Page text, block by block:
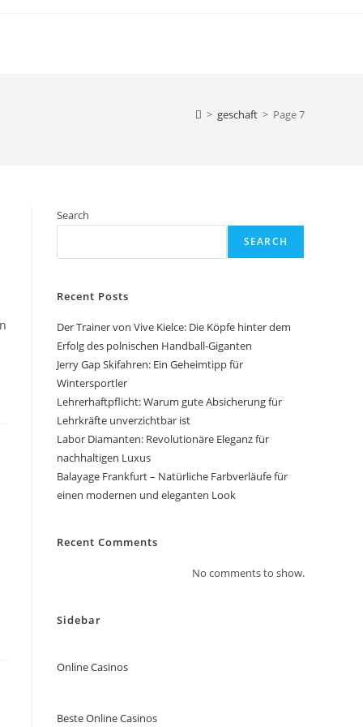
> geschaft > Page 7
Search
SEARCH
Recent Posts
Der Trainer von Vive Kielce: Die Köpfe hinter dem
Erfolg des polnischen Handball-Giganten
Jerry Gap Skifahren: Ein Geheimtipp für
Wintersportler
Lehrerhaftpflicht: Warum gute Absicherung für
Lehrkräfte unverzichtbar ist
Labor Diamanten: Revolutionäre Eleganz für
nachhaltigen Luxus
Balayage Frankfurt – Natürliche Farbverläufe für
einen modernen und eleganten Look
Recent Comments
No comments to show.
Sidebar
Online Casinos
Beste Online Casinos